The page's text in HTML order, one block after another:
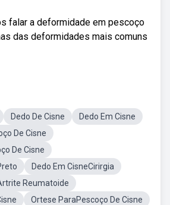
falar a deformidade em pescoço
das deformidades mais comuns
Dedo De Cisne
Dedo Em Cisne
De Cisne
De Cisne
Dedo Em CisneCirirgia
Reumatoide
Ortese ParaPescoço De Cisne